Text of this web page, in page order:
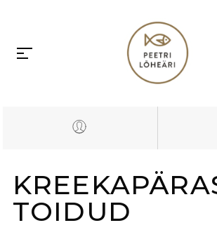
TOIDUD